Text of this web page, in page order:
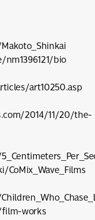
bio
art10250.asp
2014/11/20/the-
works